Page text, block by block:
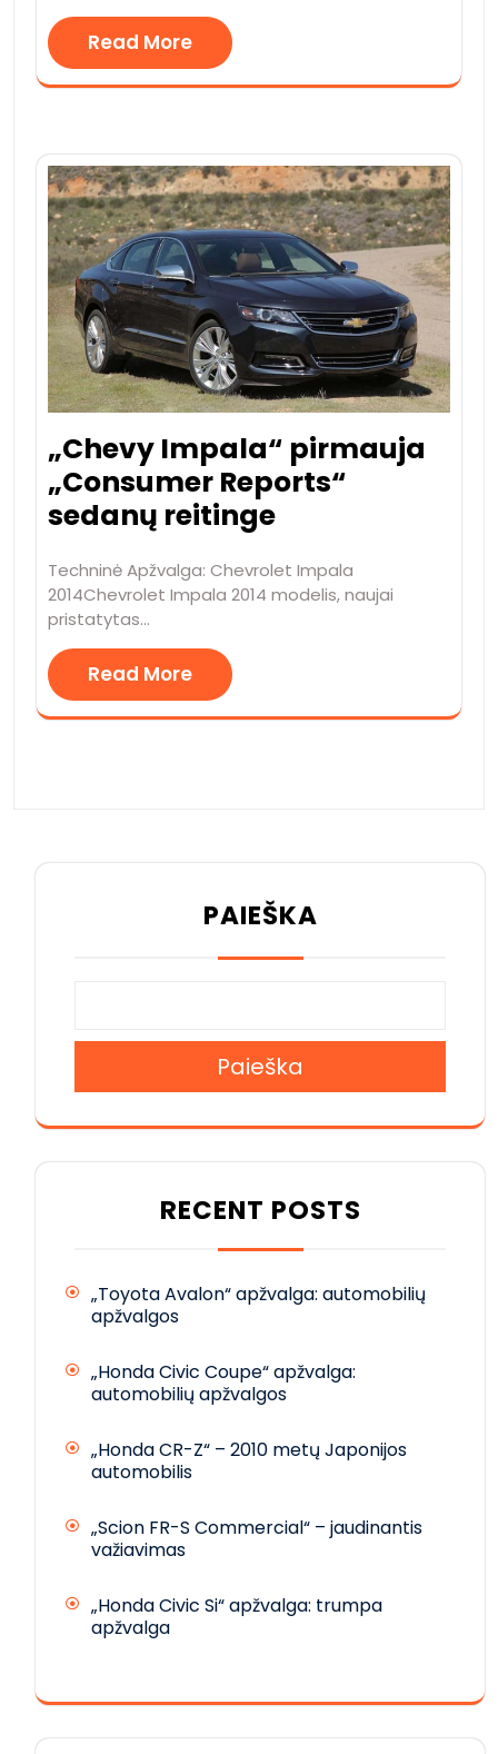
Read More
„Chevy Impala“ pirmauja
„Consumer Reports“
sedanų reitinge
Techninė Apžvalga: Chevrolet Impala
2014Chevrolet Impala 2014 modelis, naujai
pristatytas…
Read More
PAIEŠKA
Paieška
RECENT POSTS
„Toyota Avalon“ apžvalga: automobilių
apžvalgos
„Honda Civic Coupe“ apžvalga:
automobilių apžvalgos
„Honda CR-Z“ – 2010 metų Japonijos
automobilis
„Scion FR-S Commercial“ – jaudinantis
važiavimas
„Honda Civic Si“ apžvalga: trumpa
apžvalga